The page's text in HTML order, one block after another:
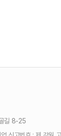
길 8-25